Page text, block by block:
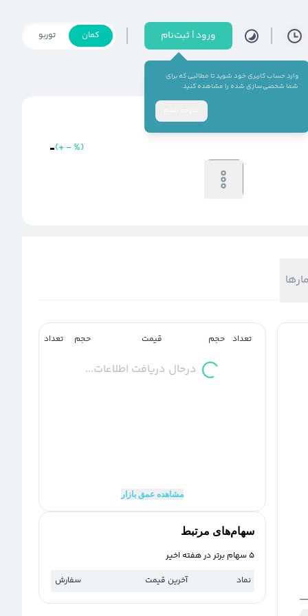
ورود | ثبت‌نام
وارد حساب کاربری خود شوید تا مطالبی که برای
شما شخصی‌سازی شده را مشاهده کنید.
کمان توربو
-(+-%)
تعداد حجم قیمت حجم تعداد
درحال دریافت اطلاعات...
مشاهده عمق بازار
سهام‌های مرتبط
5 سهام برتر در هفته اخیر
نماد
آخرین قیمت سفارش